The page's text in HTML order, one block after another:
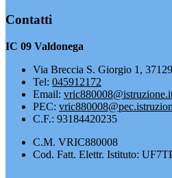
Contatti
IC 09 Valdonega
Via Breccia S. Giorgio 1,
Tel: 045912172
Email:
PEC:
C.F.: 93184420235
C.M. VRIC880008
Cod. Fatt. Elettr. Istituto: